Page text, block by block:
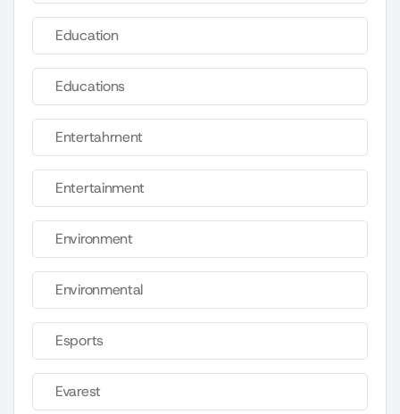
Education
Educations
Entertahrnent
Entertainment
Environment
Environmental
Esports
Evarest